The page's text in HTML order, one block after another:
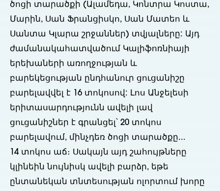
ծոցի տարածքի (Ալամեդա, Կոնտրա Կոստա,
Մարին, Սան Ֆրանցիսկո, Սան Մատեո և
Սանտա Կլարա շրջաններ) տվյալները: Այդ
ժամանակահատվածում Կալիֆոռնիայի
երեխաների առողջության և
բարեկեցության ընդհանուր ցուցանիշը
բարելավվել է 16 տոկոսով: Լոս Անջելեսի
երիտասարդությունն ավելի լավ
ցուցանիշներ է գրանցել՝ 20 տոկոս
բարելավում, մինչդեռ ծոցի տարածքը...
14 տոկոս աճ։ Սակայն այդ շահույթները
կլինեին նույնիսկ ավելի բարձր, եթե
ընտանեկան տնտեսության ոլորտում խորը